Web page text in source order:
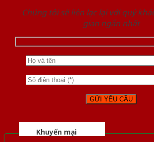
Chúng tôi sẽ liên lạc lại với quý
gian ngắn nhất
Khuyến mại